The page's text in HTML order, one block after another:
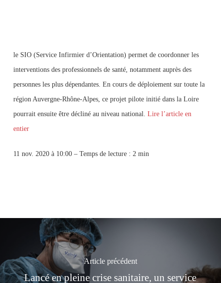
le SIO (Service Infirmier d’Orientation) permet de coordonner les
interventions des professionnels de santé, notamment auprès des
personnes les plus dépendantes. En cours de déploiement sur toute la
région Auvergne-Rhône-Alpes, ce projet pilote initié dans la Loire
pourrait ensuite être décliné au niveau national. Lire l’article en
entier
11 nov. 2020 à 10:00 – Temps de lecture : 2 min
Article précédent
Lancé en pleine crise sanitaire, un service